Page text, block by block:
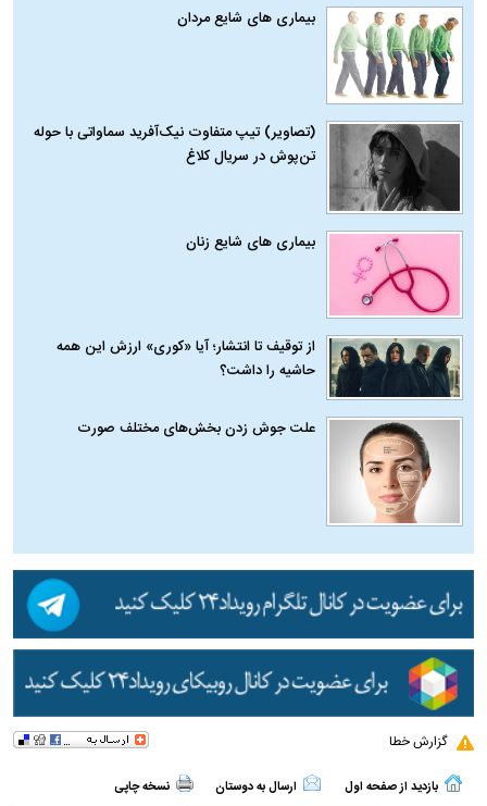
بیماری‌ های شایع مردان
(تصاویر) تیپ متفاوت نیک‌آفرید سماواتی با حوله
تن‌پوش در سریال کلاغ
بیماری‌ های شایع زنان
از توقیف تا انتشار؛ آیا «کوری» ارزش این همه
حاشیه را داشت؟
علت جوش زدن بخش‌های مختلف صورت
گزارش خطا
بازدید از صفحه اول ارسال به دوستان نسخه چاپی